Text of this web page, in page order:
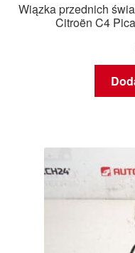
Wiązka przednich
Citroën C4